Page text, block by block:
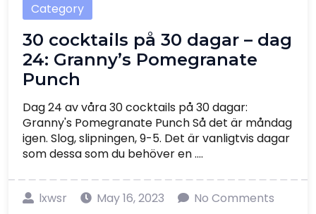
Category
30 cocktails på 30 dagar – dag
24: Granny’s Pomegranate
Punch
Dag 24 av våra 30 cocktails på 30 dagar:
Granny's Pomegranate Punch Så det är måndag
igen. Slog, slipningen, 9-5. Det är vanligtvis dagar
som dessa som du behöver en ....
lxwsr May 16, 2023 No Comments